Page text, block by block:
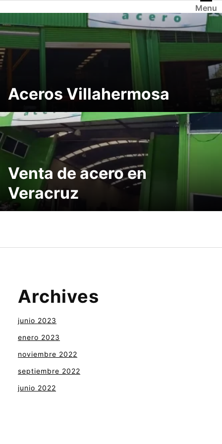
contenido
Menu
Aceros Villahermosa
Venta de acero en
Veracruz
Archives
junio 2023
enero 2023
noviembre 2022
septiembre 2022
junio 2022